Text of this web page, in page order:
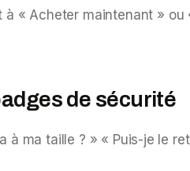
« Acheter maintenant »
de sécurité
à ma taille ? » « Puis-je le